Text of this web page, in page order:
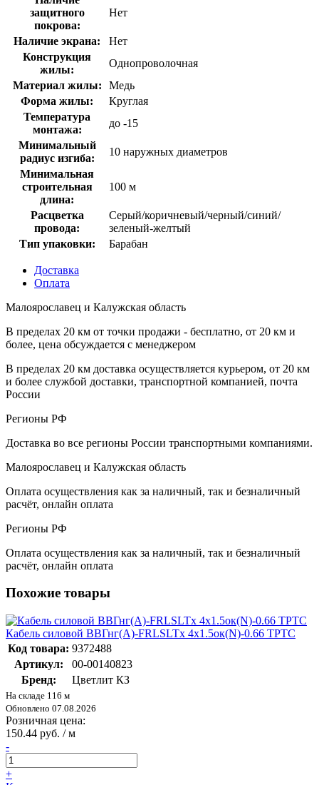
защитного
покрова:
Нет
Наличие экрана:
Нет
Конструкция
жилы:
Однопроволочная
Материал жилы:
Медь
Форма жилы:
Круглая
Температура
монтажа:
до -15
Минимальный
радиус изгиба:
10 наружных диаметров
Минимальная
строительная
длина:
100 м
Расцветка
провода:
Серый/коричневый/черный/синий/
зеленый-желтый
Тип упаковки:
Барабан
Доставка
Оплата
Малоярославец и Калужская область
В пределах 20 км от точки продажи - бесплатно, от 20 км и
более, цена обсуждается с менеджером
В пределах 20 км доставка осуществляется курьером, от 20 км
и более службой доставки, транспортной компанией, почта
России
Регионы РФ
Доставка во все регионы России транспортными компаниями.
Малоярославец и Калужская область
Оплата осуществления как за наличный, так и безналичный
расчёт, онлайн оплата
Регионы РФ
Оплата осуществления как за наличный, так и безналичный
расчёт, онлайн оплата
Похожие товары
Кабель силовой ВВГнг(А)-FRLSLTx 4х1.5ок(N)-0.66 ТРТС
Код товара: 9372488
Артикул:
00-00140823
Бренд:
Цветлит КЗ
На складе 116 м
Обновлено 07.08.2026
Розничная цена:
150.44 руб. / м
-
+